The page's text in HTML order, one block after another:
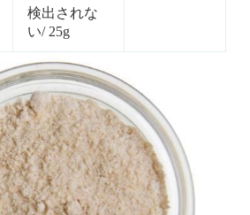
検出されな
い/ 25g